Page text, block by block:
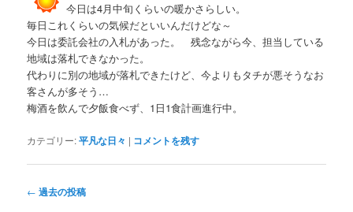
今日は4月中旬くらいの暖かさらしい。
毎日これくらいの気候だといいんだけどな～
今日は委託会社の入札があった。 残念ながら今、担当している
地域は落札できなかった。
代わりに別の地域が落札できたけど、今よりもタチが悪そうなお
客さんが多そう…
梅酒を飲んで夕飯食べず、1日1食計画進行中。
カテゴリー:平凡な日々 | コメントを残す
投
← 過去の投稿